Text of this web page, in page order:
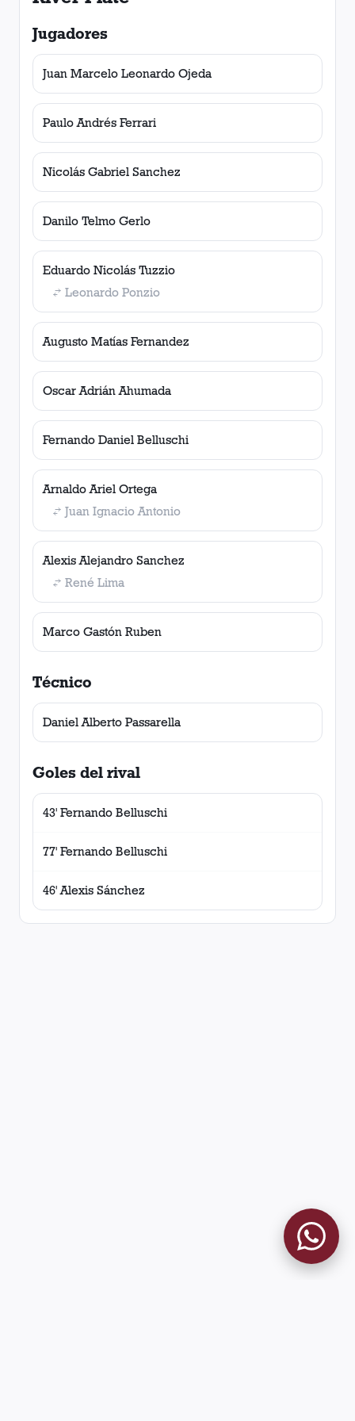
Jugadores
Juan Marcelo Leonardo Ojeda
Paulo Andrés Ferrari
Nicolás Gabriel Sanchez
Danilo Telmo Gerlo
Eduardo Nicolás Tuzzio
Leonardo Ponzio
Augusto Matías Fernandez
Oscar Adrián Ahumada
Fernando Daniel Belluschi
Arnaldo Ariel Ortega
Juan Ignacio Antonio
Alexis Alejandro Sanchez
René Lima
Marco Gastón Ruben
Técnico
Daniel Alberto Passarella
Goles del rival
43' Fernando Belluschi
77' Fernando Belluschi
46' Alexis Sánchez